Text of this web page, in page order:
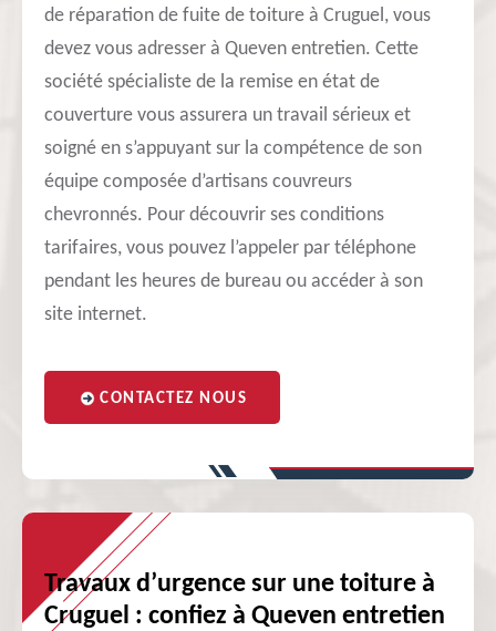
de réparation de fuite de toiture à Cruguel, vous
devez vous adresser à Queven entretien. Cette
société spécialiste de la remise en état de
couverture vous assurera un travail sérieux et
soigné en s’appuyant sur la compétence de son
équipe composée d’artisans couvreurs
chevronnés. Pour découvrir ses conditions
tarifaires, vous pouvez l’appeler par téléphone
pendant les heures de bureau ou accéder à son
site internet.
CONTACTEZ NOUS
Travaux d’urgence sur une toiture à
Cruguel : confiez à Queven entretien